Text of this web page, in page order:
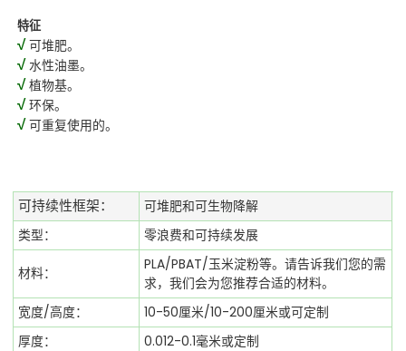
特征
√ 可堆肥。
√ 水性油墨。
√ 植物基。
√ 环保。
√ 可重复使用的。
可持续性框架：
可堆肥和可生物降解
类型：
零浪费和可持续发展
材料：
PLA/PBAT/玉米淀粉等。请告诉我们您的需
求，我们会为您推荐合适的材料。
宽度/高度：
10-50厘米/10-200厘米或可定制
厚度：
0.012-0.1毫米或定制